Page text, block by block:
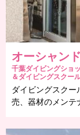
オーシャン
千葉ダイビングショ
＆ダイビングスクー
ダイビングスクー
売、器材のメンテ